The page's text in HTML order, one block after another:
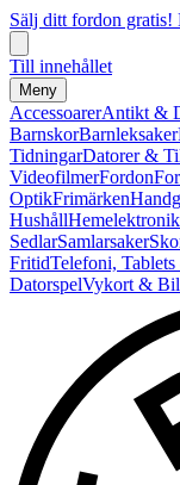
Sälj ditt fordon gratis!
Till innehållet
Meny
AccessoarerAntikt &
BarnskorBarnleksaker
TidningarDatorer &
VideofilmerFordon
OptikFrimärken
HushållHemelektronik
SedlarSamlarsaker
FritidTelefoni,
DatorspelVykort &